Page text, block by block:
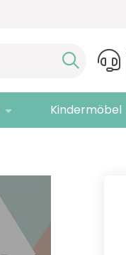
Kindermöbel